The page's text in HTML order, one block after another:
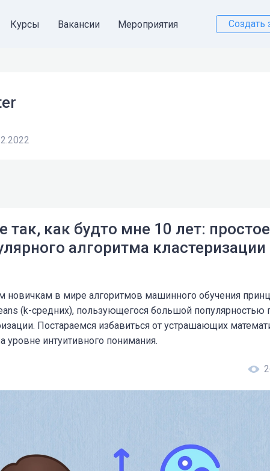
Курсы Вакансии Мероприятия Создать
так, как будто мне 10 лет: простое
алгоритма кластеризации
новичкам в мире алгоритмов машинного обучения
(k-средних), пользующегося большой популярностью
Постараемся избавиться от устрашающих
уровне интуитивного понимания.